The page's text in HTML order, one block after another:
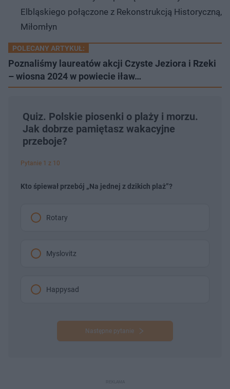
Elbląskiego połączone z Rekonstrukcją Historyczną,
Miłomłyn
POLECANY ARTYKUŁ:
Poznaliśmy laureatów akcji Czyste Jeziora i Rzeki
– wiosna 2024 w powiecie iław…
Quiz. Polskie piosenki o plaży i morzu.
Jak dobrze pamiętasz wakacyjne
przeboje?
Pytanie 1 z 10
Kto śpiewał przebój „Na jednej z dzikich plaż”?
Rotary
Myslovitz
Happysad
Następne pytanie